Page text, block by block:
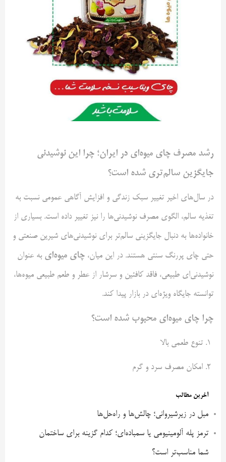
رشد مصرف چای میوه‌ای در ایران؛ چرا این نوشیدنی
جایگزین سالم‌تری شده است؟
در سال‌های اخیر تغییر سبک زندگی و افزایش آگاهی عمومی نسبت به
تغذیه سالم، الگوی مصرف نوشیدنی‌ها را نیز تغییر داده است. بسیاری از
خانواده‌ها به دنبال جایگزینی سالم‌تر برای نوشیدنی‌های شیرین صنعتی و
حتی چای پررنگ سنتی هستند. در این میان، چای میوه‌ای به عنوان
نوشیدنی‌ای طبیعی، فاقد کافئین و سرشار از عطر و طعم طبیعی میوه‌ها،
توانسته جایگاه ویژه‌ای در بازار پیدا کند.
چرا چای میوه‌ای محبوب شده است؟
آخرین مطالب
مبل در زیرشیروانی؛ چالش‌ها و راه‌حل‌ها
ترمز پله آلومینیومی یا سمباده‌ای؛ کدام گزینه برای ساختمان
شما مناسب‌تر است؟